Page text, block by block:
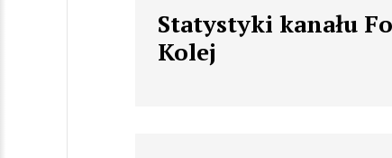
Statystyki kanału
Kolej